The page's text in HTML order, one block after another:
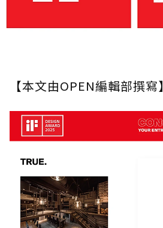
【本文由OPEN編輯部撰寫】